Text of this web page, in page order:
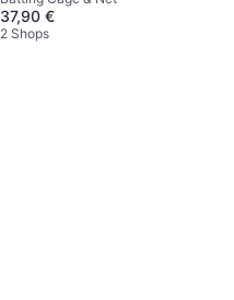
37,90 €
2 Shops